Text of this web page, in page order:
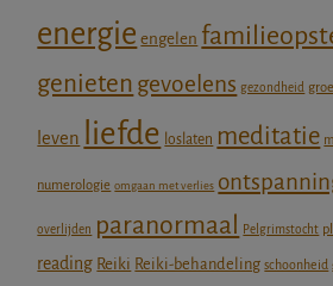
energie engelen
genieten gevoelens gezondheid
leven liefde loslaten meditatie
numerologie omgaan met verlies
overlijden paranormaal Pelgrimstocht
reading Reiki Reiki-behandeling schoonheid